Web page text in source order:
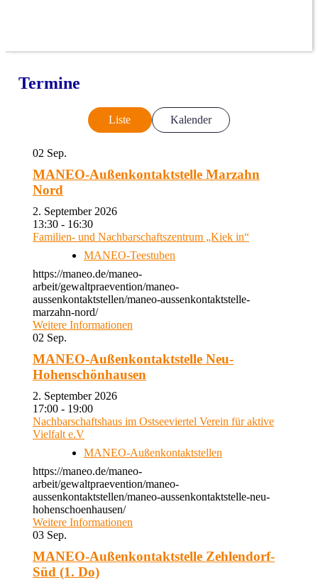
Termine
Liste Kalender
02 Sep.
MANEO-Außenkontaktstelle Marzahn
Nord
2. September 2026
13:30 - 16:30
Familien- und Nachbarschaftszentrum „Kiek in“
MANEO-Teestuben
https://maneo.de/maneo-
arbeit/gewaltpraevention/maneo-
aussenkontaktstellen/maneo-aussenkontaktstelle-
marzahn-nord/
Weitere Informationen
02 Sep.
MANEO-Außenkontaktstelle Neu-
Hohenschönhausen
2. September 2026
17:00 - 19:00
Nachbarschaftshaus im Ostseeviertel Verein für aktive
Vielfalt e.V
MANEO-Außenkontaktstellen
https://maneo.de/maneo-
arbeit/gewaltpraevention/maneo-
aussenkontaktstellen/maneo-aussenkontaktstelle-neu-
hohenschoenhausen/
Weitere Informationen
03 Sep.
MANEO-Außenkontaktstelle Zehlendorf-
Süd (1. Do)